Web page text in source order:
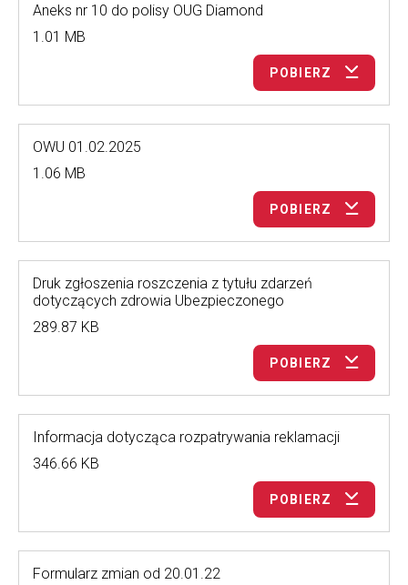
Aneks nr 10 do polisy OUG Diamond
1.01 MB
POBIERZ
OWU 01.02.2025
1.06 MB
POBIERZ
Druk zgłoszenia roszczenia z tytułu zdarzeń
dotyczących zdrowia Ubezpieczonego
289.87 KB
POBIERZ
Informacja dotycząca rozpatrywania reklamacji
346.66 KB
POBIERZ
Formularz zmian od 20.01.22